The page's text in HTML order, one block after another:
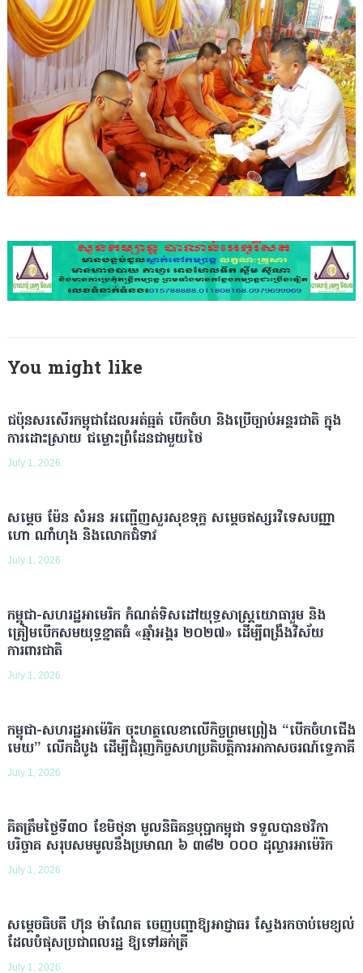
You might like
ជប៉ុនសរសើរកម្ពុជាដែលអត់ធ្មត់ បើកចំហ និងប្រើច្បាប់អន្តរជាតិ ក្នុង
ការដោះស្រាយ ជម្លោះព្រំដែនជាមួយថៃ
July 1, 2026
សម្តេច ម៉ែន សំអន អញ្ជើញសួរសុខទុក្ខ សម្តេចឥស្សរវិទេសបញ្ញា
ហោ ណាំហុង និងលោកជំទាវ
July 1, 2026
កម្ពុជា-សហរដ្ឋអាមេរិក កំណត់ទិសដៅយុទ្ធសាស្ត្រយោធារួម និង
ត្រៀមបើកសមយុទ្ធខ្នាតធំ «ឆ្មាំអង្គរ ២០២៧» ដើម្បីពង្រឹងវិស័យ
ការពារជាតិ
July 1, 2026
កម្ពុជា-សហរដ្ឋអាម៉េរិក ចុះហត្ថលេខាលើកិច្ចព្រមព្រៀង “បើកចំហជើង
មេឃ” លើកដំបូង ដើម្បីជំរុញកិច្ចសហប្រតិបត្តិការអាកាសចរណ៍ទ្វេភាគី
July 1, 2026
គិតត្រឹមថ្ងៃទី៣០ ខែមិថុនា មូលនិធិគន្ធបុប្ផាកម្ពុជា ទទួលបានថវិកា
បរិច្ចាគ សរុបសមមូលនឹងប្រមាណ ៦ ៣៨២ ០០០ ដុល្លារអាម៉េរិក
July 1, 2026
សម្ដេចធិបតី ហ៊ុន ម៉ាណែត ចេញបញ្ជាឱ្យអាជ្ញាធរ ស្វែងរកចាប់មេខ្យល់
ដែលបំផុសប្រជាពលរដ្ឋ ឱ្យទៅឆក់ត្រី
July 1, 2026